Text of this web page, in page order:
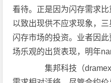
看待。正是因为闪存需求
以致出现供不应求现象，
闪存市场的投资。业者因
场乐观的出货表现，明年
集邦科技（